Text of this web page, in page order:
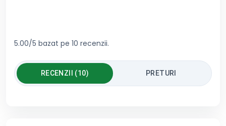
5.00/5 bazat pe 10 recenzii.
RECENZII (10) PRETURI